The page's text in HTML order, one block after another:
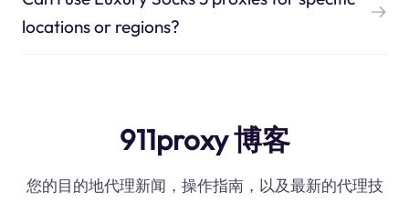
locations or regions?
911proxy 博客
您的目的地代理新闻，操作指南，以及最新的代理技